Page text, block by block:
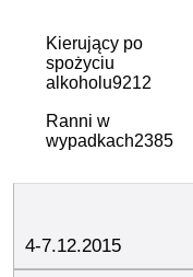
Kierujący po
spożyciu
alkoholu9212
Ranni w
wypadkach2385
4-7.12.2015